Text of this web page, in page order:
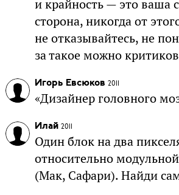
и крайность — это ваша
сторона, никогда от
не отказывайтесь, не
за такое можно
Игорь Евсюков 2011
«Дизайнер головного
Илай 2011
Один блок на два
относительно
(Мак, Сафари). Найди